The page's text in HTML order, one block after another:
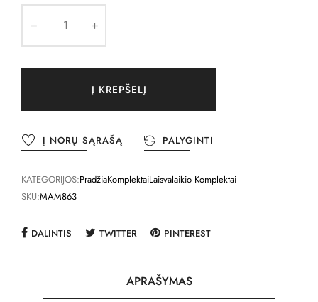
Į KREPŠELĮ
Į NORŲ SĄRAŠĄ PALYGINTI
KATEGORIJOS:PradžiaKomplektaiLaisvalaikio Komplektai
SKU:MAM863
DALINTIS TWITTER PINTEREST
APRAŠYMAS